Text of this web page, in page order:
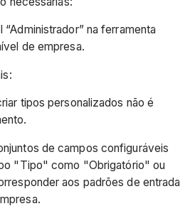
“Administrador” na ferramenta
de empresa.
tipos personalizados não é
de campos configuráveis
"Tipo" como "Obrigatório" ou
aos padrões de entrada